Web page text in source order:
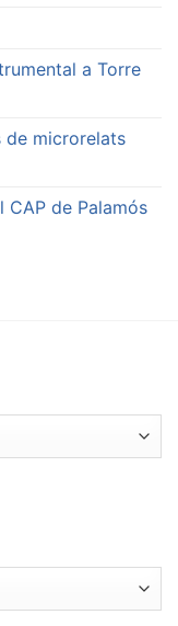
a Torre
de microrelats
CAP de Palamós